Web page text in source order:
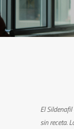
El
sinreceta.